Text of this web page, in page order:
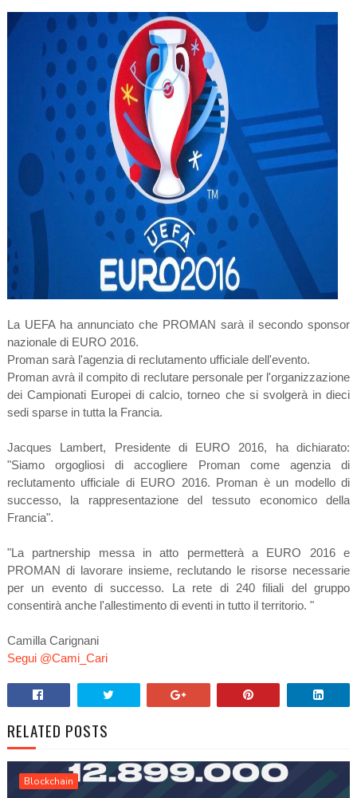
La UEFA ha annunciato che PROMAN sarà il secondo sponsor
nazionale di EURO 2016.
Proman sarà l'agenzia di reclutamento ufficiale dell'evento.
Proman avrà il compito di reclutare personale per l'organizzazione
dei Campionati Europei di calcio, torneo che si svolgerà in dieci
sedi sparse in tutta la Francia.
Jacques Lambert, Presidente di EURO 2016, ha dichiarato:
"Siamo orgogliosi di accogliere Proman come agenzia di
reclutamento ufficiale di EURO 2016. Proman è un modello di
successo, la rappresentazione del tessuto economico della
Francia".
"La partnership messa in atto permetterà a EURO 2016 e
PROMAN di lavorare insieme, reclutando le risorse necessarie
per un evento di successo. La rete di 240 filiali del gruppo
consentirà anche l'allestimento di eventi in tutto il territorio. "
Camilla Carignani
Segui @Cami_Cari
RELATED POSTS
Blockchain